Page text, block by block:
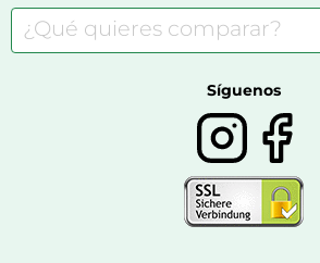
Consolas
Comida para perros
Farmacia veterinaria
Accesorios de moda
Bolsos y maletas
Síguenos